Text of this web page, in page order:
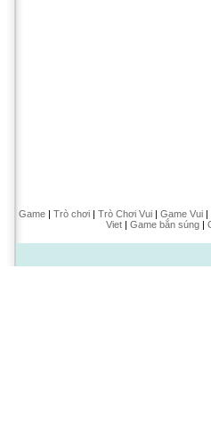
Game| Trò chơi| Trò Chơi Vui| Game Vui|
Viet| Game bắn súng|